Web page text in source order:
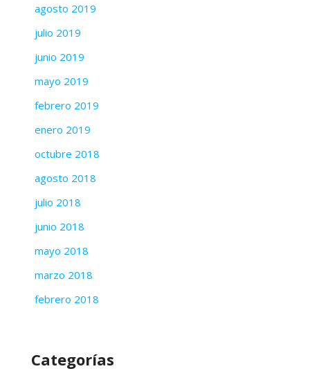
agosto 2019
julio 2019
junio 2019
mayo 2019
febrero 2019
enero 2019
octubre 2018
agosto 2018
julio 2018
junio 2018
mayo 2018
marzo 2018
febrero 2018
Categorías